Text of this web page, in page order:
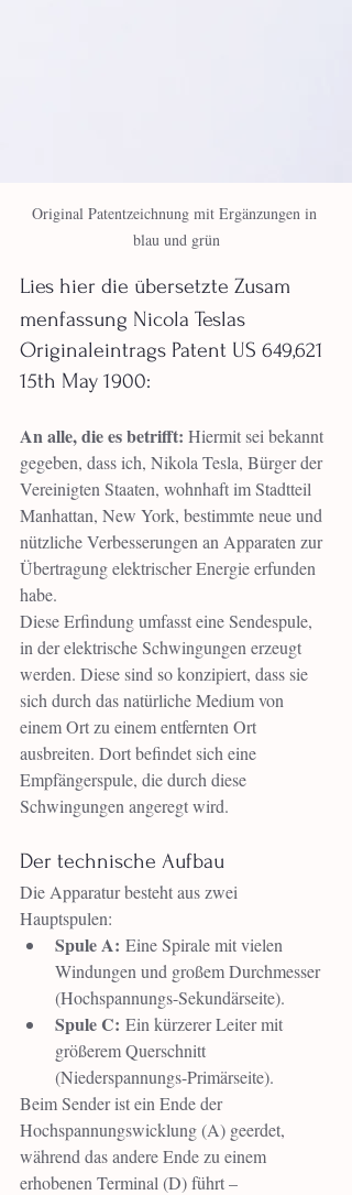
Original Patentzeichnung mit Ergänzungen in
blau und grün
Lies hier die übersetzte Zusam
menfassung Nicola Teslas
Originaleintrags Patent US 649,621
15th May 1900:
An alle, die es betrifft: Hiermit sei bekannt
gegeben, dass ich, Nikola Tesla, Bürger der
Vereinigten Staaten, wohnhaft im Stadtteil
Manhattan, New York, bestimmte neue und
nützliche Verbesserungen an Apparaten zur
Übertragung elektrischer Energie erfunden
habe.
Diese Erfindung umfasst eine Sendespule,
in der elektrische Schwingungen erzeugt
werden. Diese sind so konzipiert, dass sie
sich durch das natürliche Medium von
einem Ort zu einem entfernten Ort
ausbreiten. Dort befindet sich eine
Empfängerspule, die durch diese
Schwingungen angeregt wird.
Der technische Aufbau
Die Apparatur besteht aus zwei
Hauptspulen:
Spule A: Eine Spirale mit vielen
Windungen und großem Durchmesser
(Hochspannungs-Sekundärseite).
Spule C: Ein kürzerer Leiter mit
größerem Querschnitt
(Niederspannungs-Primärseite).
Beim Sender ist ein Ende der
Hochspannungswicklung (A) geerdet,
während das andere Ende zu einem
erhobenen Terminal (D) führt –